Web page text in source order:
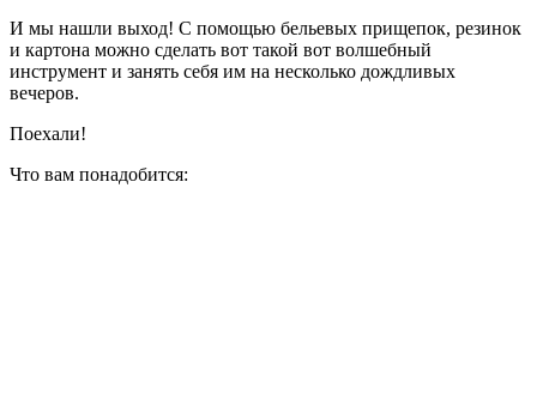
И мы нашли выход! С помощью бельевых прищепок, резинок
и картона можно сделать вот такой вот волшебный
инструмент и занять себя им на несколько дождливых
вечеров.
Поехали!
Что вам понадобится: